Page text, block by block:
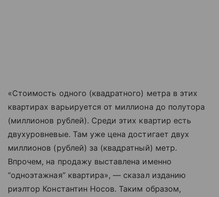
«Стоимость одного (квадратного) метра в этих
квартирах варьируется от миллиона до полутора
(миллионов рублей). Среди этих квартир есть
двухуровневые. Там уже цена достигает двух
миллионов (рублей) за (квадратный) метр.
Впрочем, на продажу выставлена именно
“одноэтажная” квартира», — сказал изданию
риэлтор Константин Носов. Таким образом,